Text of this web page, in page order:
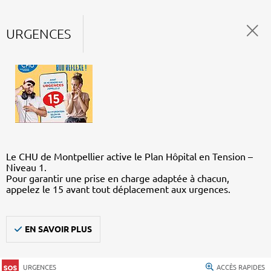
URGENCES
Le CHU de Montpellier active le Plan Hôpital en Tension –
Niveau 1.
Pour garantir une prise en charge adaptée à chacun,
appelez le 15 avant tout déplacement aux urgences.
EN SAVOIR PLUS
URGENCES ACCÈS RAPIDES